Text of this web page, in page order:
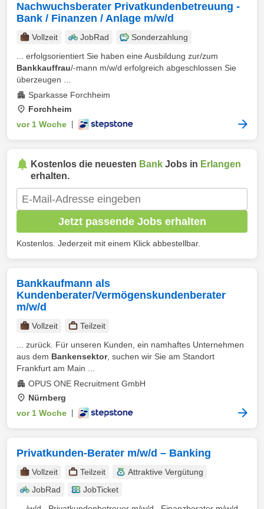
Nachwuchsberater Privatkundenbetreuung -
Bank / Finanzen / Anlage m/w/d
Vollzeit JobRad
Sonderzahlung
... erfolgsorientiert Sie haben eine Ausbildung zur/zum
Bankkauffrau/-mann m/w/d erfolgreich abgeschlossen Sie
überzeugen ...
Sparkasse Forchheim
Forchheim
vor 1 Woche
Kostenlos die neuesten Bank Jobs in Erlangen
erhalten.
Jetzt passende Jobs erhalten
Kostenlos. Jederzeit mit einem Klick abbestellbar.
Bankkaufmann als
Kundenberater/Vermögenskundenberater
m/w/d
Vollzeit
Teilzeit
... zurück. Für unseren Kunden, ein namhaftes Unternehmen
aus dem Bankensektor, suchen wir Sie am Standort
Frankfurt am Main ...
OPUS ONE Recruitment GmbH
Nürnberg
vor 1 Woche
Privatkunden-Berater m/w/d – Banking
Vollzeit Teilzeit
Attraktive Vergütung
JobRad
JobTicket